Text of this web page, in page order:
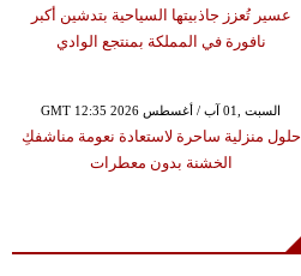
عسير تُعزز جاذبيتها السياحية بتدشين أكبر
نافورة في المملكة بمنتجع الوادي
GMT 12:35 2026 السبت ,01 آب / أغسطس
حلول منزلية ساحرة لاستعادة نعومة مناشفكِ
الخشنة بدون معطرات